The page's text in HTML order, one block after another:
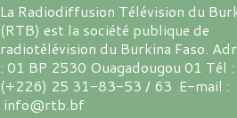
La Radiodiffusion Télévision du
(RTB) est la société publique de
radiotélévision du Burkina Faso.
: 01 BP 2530 Ouagadougou 01 Tél :
(+226) 25 31-83-53 / 63 E-mail :
info@rtb.bf